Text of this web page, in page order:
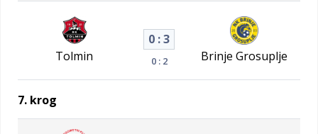
Tolmin
0 : 3
0 : 2 Brinje Grosuplje
7. krog